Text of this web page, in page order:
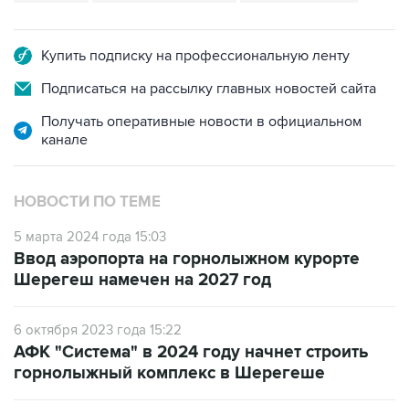
Купить подписку на профессиональную ленту
Подписаться на рассылку главных новостей сайта
Получать оперативные новости в официальном
канале
НОВОСТИ ПО ТЕМЕ
5 марта 2024 года 15:03
Ввод аэропорта на горнолыжном курорте
Шерегеш намечен на 2027 год
6 октября 2023 года 15:22
АФК "Система" в 2024 году начнет строить
горнолыжный комплекс в Шерегеше